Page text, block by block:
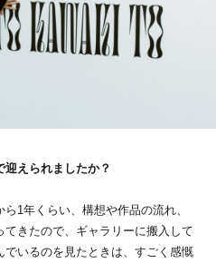
えられましたか？
1年くらい、構想や作品の流れ、
きたので、ギャラリーに搬入して
いるのを見たときは、すごく感慨